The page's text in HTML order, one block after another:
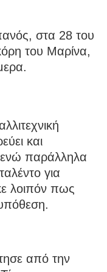
στα 28 του
του Μαρίνα,
και
ενώ παράλληλα
για
λοιπόν πως
από την